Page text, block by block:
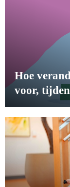
Hoe
voor,